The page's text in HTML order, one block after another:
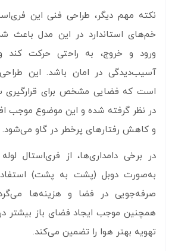
نکته مهم دیگر، طراحی فنی این
خم‌های استاندارد در این مدل باعث
ورود و خروج، به راحتی حرکت کند
آسیب‌دیدگی در امان باشد. این
است که فضایی مشخص برای
در نظر گرفته شده و این موضوع موجب
و کاهش رفتارهای پرخطر در گاو می‌شود.
به‌صورت دوبل (پشت به پشت)
صرفه‌جویی در فضا و هزینه‌ها
همچنین موجب ایجاد فضای باز بیشتر
تهویه بهتر هوا را تضمین می‌کند.